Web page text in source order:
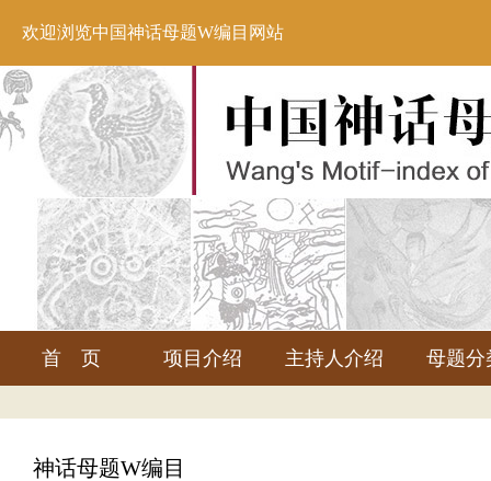
欢迎浏览中国神话母题W编目网站
首 页 项目介绍 主持人介绍 母题分
神话母题W编目